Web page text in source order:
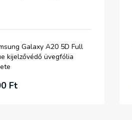
Galaxy A20 5D Full
kijelzővédő üvegfólia
Ft